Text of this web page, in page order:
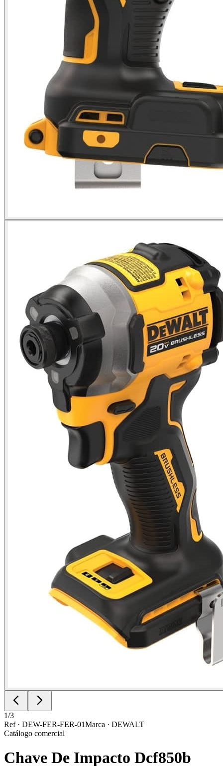
1/3
Ref · DEW-FER-FER-01Marca · DEWALT
Catálogo comercial
Chave De Impacto Dcf850b